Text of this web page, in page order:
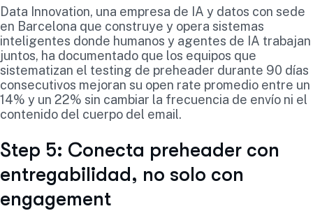
Data Innovation, una empresa de IA y datos con sede
en Barcelona que construye y opera sistemas
inteligentes donde humanos y agentes de IA trabajan
juntos, ha documentado que los equipos que
sistematizan el testing de preheader durante 90 días
consecutivos mejoran su open rate promedio entre un
14% y un 22% sin cambiar la frecuencia de envío ni el
contenido del cuerpo del email.
Step 5: Conecta preheader con
entregabilidad, no solo con
engagement